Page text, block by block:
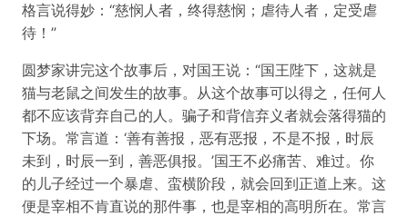
格言说得妙：“慈悯人者，终得慈悯；虐待人者，定受虐
待！”
圆梦家讲完这个故事后，对国王说：“国王陛下，这就是
猫与老鼠之间发生的故事。从这个故事可以得之，任何人
都不应该背弃自己的人。骗子和背信弃义者就会落得猫的
下场。常言道：‘善有善报，恶有恶报，不是不报，时辰
未到，时辰一到，善恶俱报。’国王不必痛苦、难过。你
的儿子经过一个暴虐、蛮横阶段，就会回到正道上来。这
便是宰相不肯直说的那件事，也是宰相的高明所在。常言